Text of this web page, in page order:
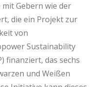
Gebern wie der
die ein Projekt zur
von
Sustainability
finanziert, das sechs
und Weißen